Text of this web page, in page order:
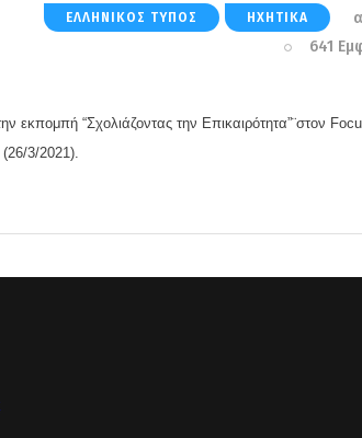
ΕΛΛΗΝΙΚΌΣ ΤΎΠΟΣ ΗΧΗΤΙΚΆ
641
“Σχολιάζοντας την Επικαιρότητα”¨στον
3/2021).